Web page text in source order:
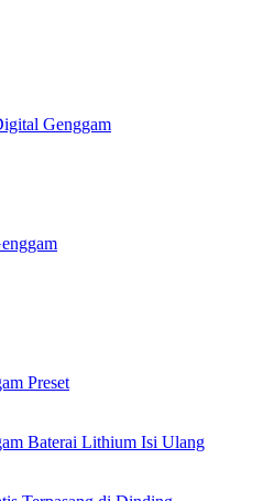
Genggam
Preset
Baterai Lithium Isi Ulang